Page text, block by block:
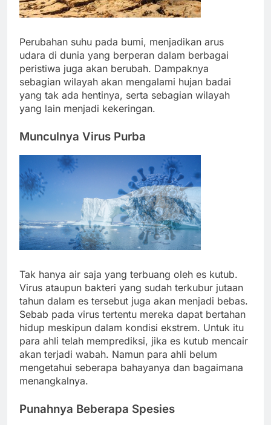
Perubahan suhu pada bumi, menjadikan arus
udara di dunia yang berperan dalam berbagai
peristiwa juga akan berubah. Dampaknya
sebagian wilayah akan mengalami hujan badai
yang tak ada hentinya, serta sebagian wilayah
yang lain menjadi kekeringan.
Munculnya Virus Purba
Tak hanya air saja yang terbuang oleh es kutub.
Virus ataupun bakteri yang sudah terkubur jutaan
tahun dalam es tersebut juga akan menjadi bebas.
Sebab pada virus tertentu mereka dapat bertahan
hidup meskipun dalam kondisi ekstrem. Untuk itu
para ahli telah memprediksi, jika es kutub mencair
akan terjadi wabah. Namun para ahli belum
mengetahui seberapa bahayanya dan bagaimana
menangkalnya.
Punahnya Beberapa Spesies